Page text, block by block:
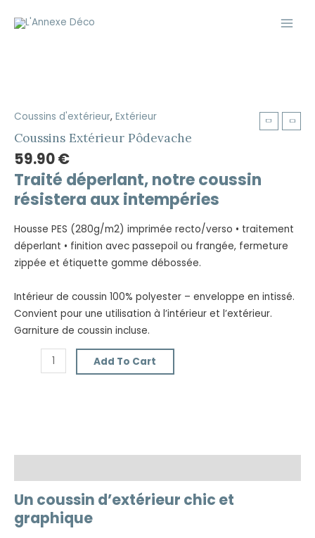
Coussins d'extérieur, Extérieur
Coussins Extérieur Pôdevache
59.90€
Traité déperlant, notre coussin
résistera aux intempéries
Housse PES (280g/m2) imprimée recto/verso • traitement
déperlant • finition avec passepoil ou frangée, fermeture
zippée et étiquette gomme débossée.
Intérieur de coussin 100% polyester – enveloppe en intissé.
Convient pour une utilisation à l’intérieur et l’extérieur.
Garniture de coussin incluse.
Coussins
Extérieur
Pôdevache
quantity
Add To Cart
Un coussin d’extérieur chic et
graphique